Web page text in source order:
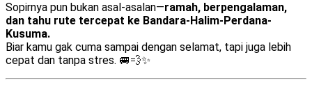
Sopirnya pun bukan asal-asalan—ramah, berpengalaman,
dan tahu rute tercepat ke Bandara-Halim-Perdana-
Kusuma.
Biar kamu gak cuma sampai dengan selamat, tapi juga lebih
cepat dan tanpa stres. 🚐💨✨